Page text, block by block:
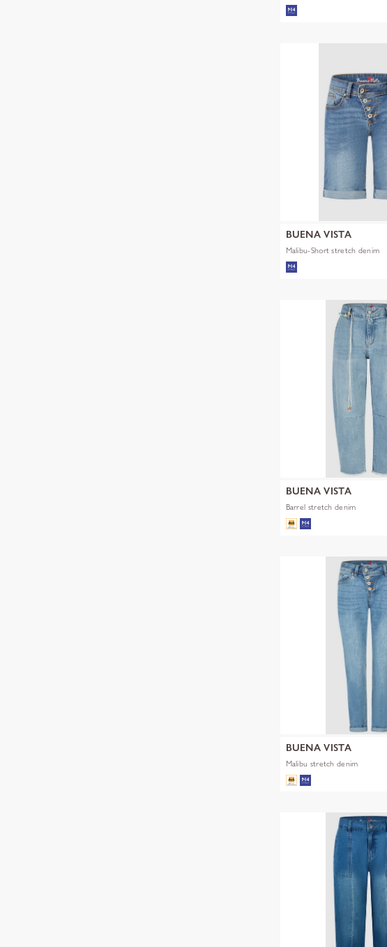
BUENA VISTA
Malibu-Short stretch denim
BUENA VISTA
Barrel stretch denim
BUENA VISTA
Malibu stretch denim